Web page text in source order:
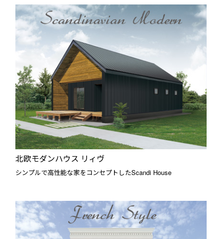
北欧モダンハウス リィヴ
シンプルで高性能な家をコンセプトしたScandi House